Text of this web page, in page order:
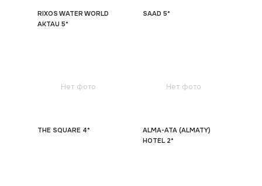
RIXOS WATER WORLD
AKTAU 5*
SAAD 5*
Нет фото
THE SQUARE 4*
Нет фото
ALMA-ATA (ALMATY)
HOTEL 2*